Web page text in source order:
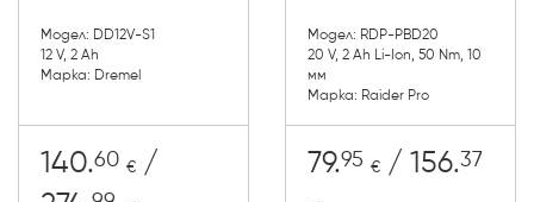
Модел: DD12V-S1
12 V, 2 Ah
Марка: Dremel
140.60 € /
Модел: RDP-PBD20
20 V, 2 Ah Li-Ion, 50 Nm, 10
мм
Марка: Raider Pro
79.95 € / 156.37